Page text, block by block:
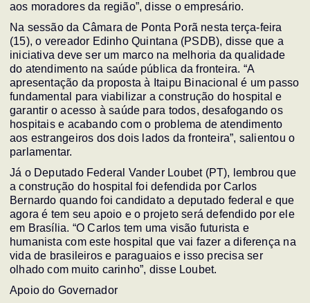
aos moradores da região”, disse o empresário.
Na sessão da Câmara de Ponta Porã nesta terça-feira
(15), o vereador Edinho Quintana (PSDB), disse que a
iniciativa deve ser um marco na melhoria da qualidade
do atendimento na saúde pública da fronteira. “A
apresentação da proposta à Itaipu Binacional é um passo
fundamental para viabilizar a construção do hospital e
garantir o acesso à saúde para todos, desafogando os
hospitais e acabando com o problema de atendimento
aos estrangeiros dos dois lados da fronteira”, salientou o
parlamentar.
Já o Deputado Federal Vander Loubet (PT), lembrou que
a construção do hospital foi defendida por Carlos
Bernardo quando foi candidato a deputado federal e que
agora é tem seu apoio e o projeto será defendido por ele
em Brasília. “O Carlos tem uma visão futurista e
humanista com este hospital que vai fazer a diferença na
vida de brasileiros e paraguaios e isso precisa ser
olhado com muito carinho”, disse Loubet.
Apoio do Governador